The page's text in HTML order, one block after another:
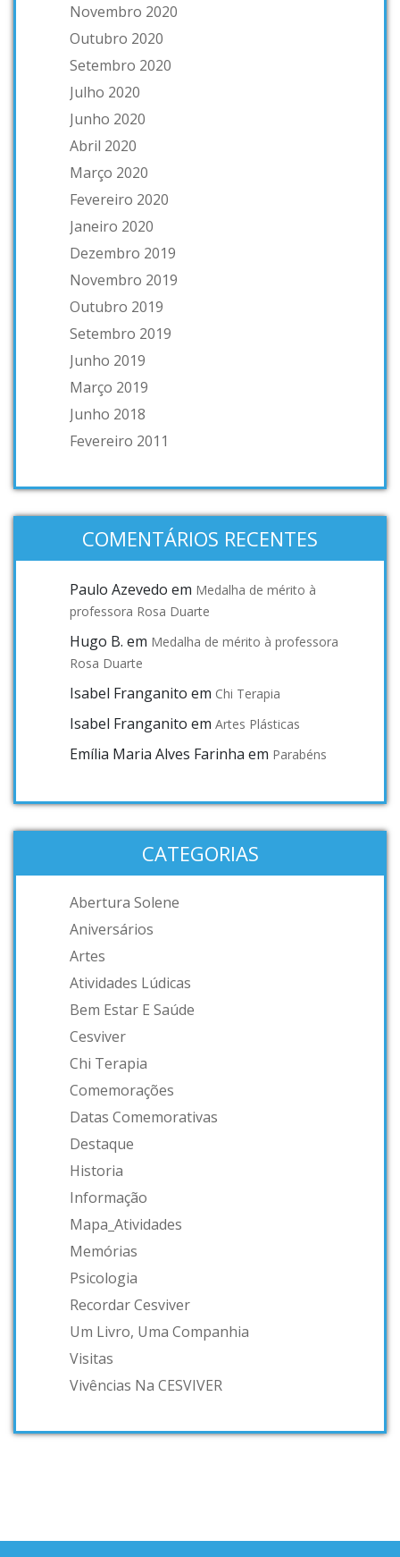
Novembro 2020
Outubro 2020
Setembro 2020
Julho 2020
Junho 2020
Abril 2020
Março 2020
Fevereiro 2020
Janeiro 2020
Dezembro 2019
Novembro 2019
Outubro 2019
Setembro 2019
Junho 2019
Março 2019
Junho 2018
Fevereiro 2011
COMENTÁRIOS RECENTES
Paulo Azevedo em Medalha de mérito à
professora Rosa Duarte
Hugo B. em Medalha de mérito à professora
Rosa Duarte
Isabel Franganito em Chi Terapia
Isabel Franganito em Artes Plásticas
Emília Maria Alves Farinha em Parabéns
CATEGORIAS
Abertura Solene
Aniversários
Artes
Atividades Lúdicas
Bem Estar E Saúde
Cesviver
Chi Terapia
Comemorações
Datas Comemorativas
Destaque
Historia
Informação
Mapa_Atividades
Memórias
Psicologia
Recordar Cesviver
Um Livro, Uma Companhia
Visitas
Vivências Na CESVIVER